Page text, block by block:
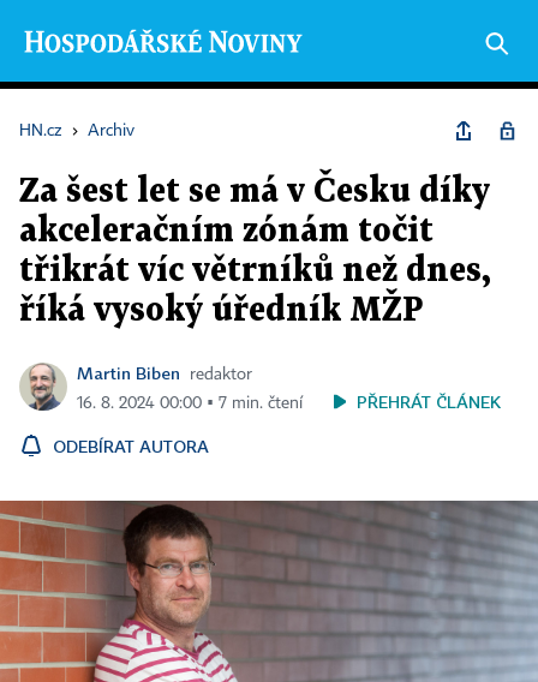
HN.cz › Archiv
Za šest let se má v Česku díky
akceleračním zónám točit
třikrát víc větrníků než dnes,
říká vysoký úředník MŽP
Martin Biben
redaktor
16. 8. 2024 00:00 ▪ 7 min. čtení
PŘEHRÁT ČLÁNEK
ODEBÍRAT AUTORA